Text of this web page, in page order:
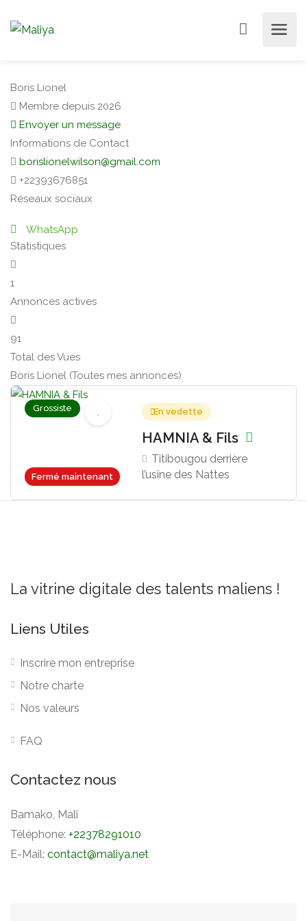
Boris Lionel
Membre depuis 2026
Envoyer un message
Informations de Contact
borislionelwilson@gmail.com
+22393676851
Réseaux sociaux
WhatsApp
Statistiques
1
Annonces actives
91
Total des Vues
Boris Lionel (Toutes mes annonces)
Fermé maintenant
Grossiste En vedette
HAMNIA & Fils
Titibougou derrière
l’usine des Nattes
La vitrine digitale des talents maliens !
Liens Utiles
Inscrire mon entreprise
Notre charte
Nos valeurs
FAQ
Contactez nous
Bamako, Mali
Téléphone: +22378291010
E-Mail: contact@maliya.net